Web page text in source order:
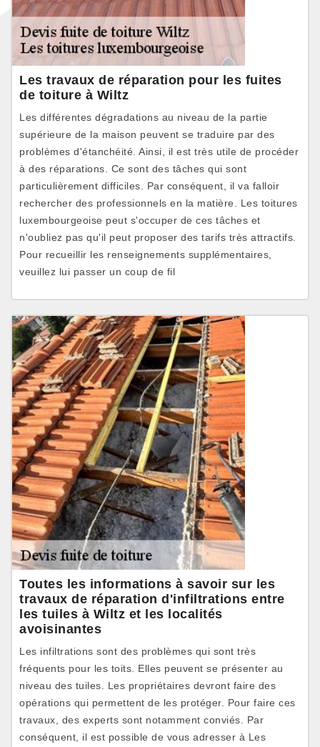
Les travaux de réparation pour les fuites
de toiture à Wiltz
Les différentes dégradations au niveau de la partie
supérieure de la maison peuvent se traduire par des
problèmes d'étanchéité. Ainsi, il est très utile de procéder
à des réparations. Ce sont des tâches qui sont
particulièrement difficiles. Par conséquent, il va falloir
rechercher des professionnels en la matière. Les toitures
luxembourgeoise peut s'occuper de ces tâches et
n'oubliez pas qu'il peut proposer des tarifs très attractifs.
Pour recueillir les renseignements supplémentaires,
veuillez lui passer un coup de fil
Toutes les informations à savoir sur les
travaux de réparation d'infiltrations entre
les tuiles à Wiltz et les localités
avoisinantes
Les infiltrations sont des problèmes qui sont très
fréquents pour les toits. Elles peuvent se présenter au
niveau des tuiles. Les propriétaires devront faire des
opérations qui permettent de les protéger. Pour faire ces
travaux, des experts sont notamment conviés. Par
conséquent, il est possible de vous adresser à Les